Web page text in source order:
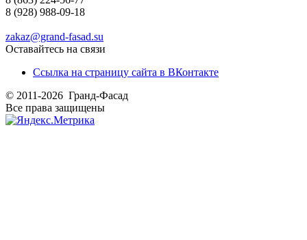
8 (928) 988-09-18
zakaz@grand-fasad.su
Оставайтесь на связи
Ссылка на страницу сайта в ВКонтакте
© 2011-2026 Гранд-Фасад
Все права защищены